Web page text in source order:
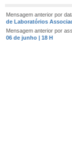
Mensagem anterior por
de Laboratórios
Mensagem anterior por
06 de junho | 18 H